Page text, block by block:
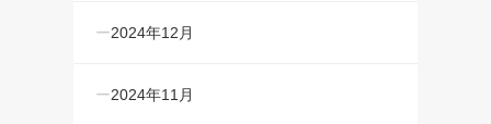
2024年12月
2024年11月